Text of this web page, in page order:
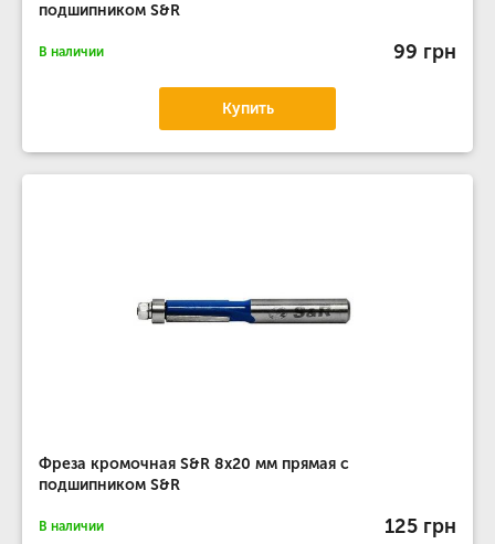
подшипником S&R
В наличии 99 грн
Купить
Фреза кромочная S&R 8х20 мм прямая с
подшипником S&R
В наличии 125 грн